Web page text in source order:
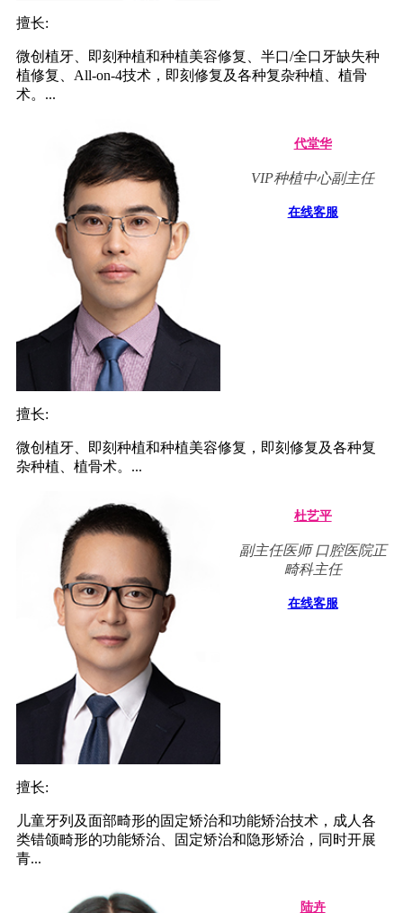
擅长:
微创植牙、即刻种植和种植美容修复、半口/全口牙缺失种
植修复、All-on-4技术，即刻修复及各种复杂种植、植骨
术。...
代堂华
VIP种植中心副主任
在线客服
擅长:
微创植牙、即刻种植和种植美容修复，即刻修复及各种复
杂种植、植骨术。...
杜艺平
副主任医师 口腔医院正
畸科主任
在线客服
擅长:
儿童牙列及面部畸形的固定矫治和功能矫治技术，成人各
类错颌畸形的功能矫治、固定矫治和隐形矫治，同时开展
青...
陆卉